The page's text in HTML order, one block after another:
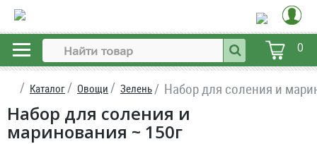
0
Каталог Овощи Зелень Набор для соления и
Набор для соления и
маринования ~ 150г